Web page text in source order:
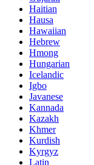
Haitian
Hausa
Hawaiian
Hebrew
Hmong
Hungarian
Icelandic
Igbo
Javanese
Kannada
Kazakh
Khmer
Kurdish
Kyrgyz
Latin